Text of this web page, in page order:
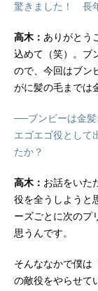
驚きました！ 長
高木： ありがとう
込めて（笑）。ブ
ので、今回はブン
がに髪の毛までは
──ブンビーは金髪
エゴエゴ役として
たか？
高木： お話をいた
役を全うしようと
ーズごとに次のプ
思うんです。
そんななかで僕は
の敵役をやらせて